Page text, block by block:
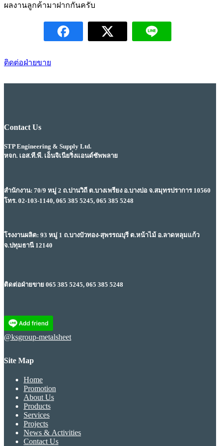
ผลงานลูกค้ามาฝากกันครับ
ติดต่อฝ่ายขาย
Contact Us
STP Engineering & Supply Ltd.
หจก. เอส.ที.พี. เอ็นจิเนียริ่งแอนด์ซัพพลาย
สำนักงาน: 70/9 หมู่ 2 ถ.ปานวิถี ต.บางเพรียง อ.บางบ่อ จ.สมุทรปราการ 10560
โทร. 02-103-1140, 065 385 5245, 065 385 5248
โรงงานผลิต: 93 หมู่ 1 ถ.บางบัวทอง-สุพรรณบุรี ต.หน้าไม้ อ.ลาดหลุมแก้ว
จ.ปทุมธานี 12140
ติดต่อฝ่ายขาย 065 385 5245, 065 385 5248
@ksgroup-metalsheet
Site Map
Home
Promotion
About Us
Products
Services
Projects
News & Activities
Contact Us